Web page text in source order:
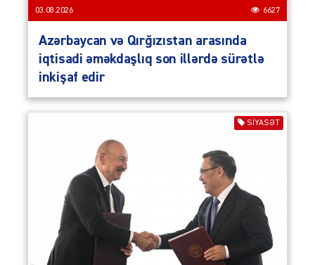
03.08.2026 6627
Azərbaycan və Qırğızıstan arasında
iqtisadi əməkdaşlıq son illərdə sürətlə
inkişaf edir
SIYASƏT